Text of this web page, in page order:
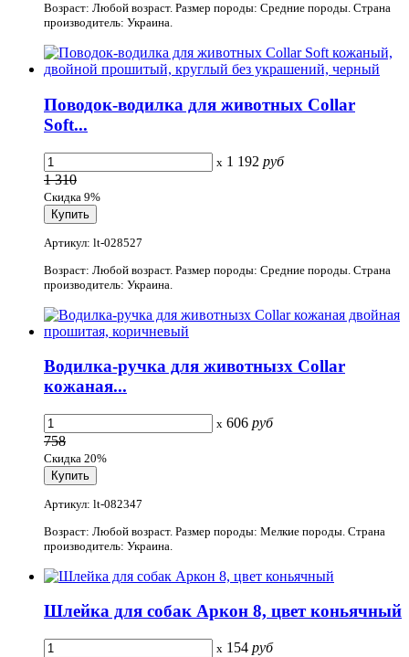
Возраст: Любой возраст. Размер породы: Средние породы. Страна
производитель: Украина.
Поводок-водилка для животных Collar
Soft...
x 1 192 руб
1 310
Скидка 9%
Артикул: lt-028527
Возраст: Любой возраст. Размер породы: Средние породы. Страна
производитель: Украина.
Водилка-ручка для животнызх Collar
кожаная...
x 606 руб
758
Скидка 20%
Артикул: lt-082347
Возраст: Любой возраст. Размер породы: Мелкие породы. Страна
производитель: Украина.
Шлейка для собак Аркон 8, цвет коньячный
x 154 руб